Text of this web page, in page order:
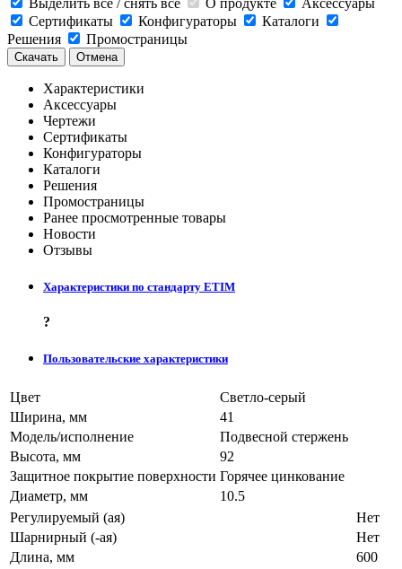
Выделить все / снять все
О продукте
Аксессуары
Сертификаты
Конфигураторы
Каталоги
Решения
Промостраницы
Скачать Отмена
Характеристики
Аксессуары
Чертежи
Сертификаты
Конфигураторы
Каталоги
Решения
Промостраницы
Ранее просмотренные товары
Новости
Отзывы
Характеристики по стандарту ETIM
?
Пользовательские характеристики
Цвет
Светло-серый
Ширина, мм
41
Модель/исполнение
Подвесной стержень
Высота, мм
92
Защитное покрытие поверхности Горячее цинкование
Диаметр, мм
10.5
Регулируемый (ая)
Нет
Шарнирный (-ая)
Нет
Длина, мм
600